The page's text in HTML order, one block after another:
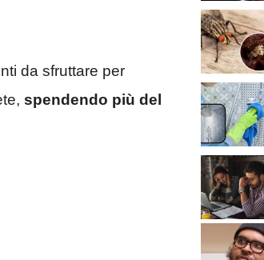
da sfruttare per
spendendo più del